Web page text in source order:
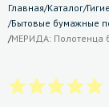
Главная/Каталог/
/Бытовые бумажные
/МЕРИДА: Полотенца